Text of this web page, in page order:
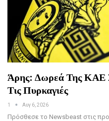
Άρης: Δωρεά Της ΚΑΕ
Τις Πυρκαγιές
1 Αυγ 6, 2026
Πρόσθεσε το Newsbeast στις